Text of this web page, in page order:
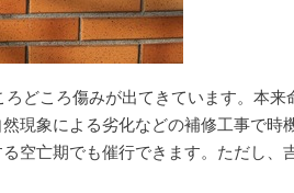
どころ傷みが出てきています。本
現象による劣化などの補修工事で時
空亡期でも催行できます。ただし、